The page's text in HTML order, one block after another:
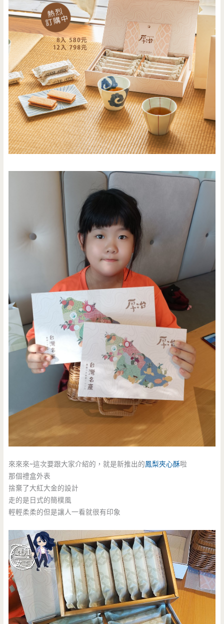
來來來~這次要跟大家介紹的，就是新推出的鳳梨夾心酥啦
那個禮盒外表
捨棄了大紅大金的設計
走的是日式的簡樸風
輕輕柔柔的但是讓人一看就很有印象